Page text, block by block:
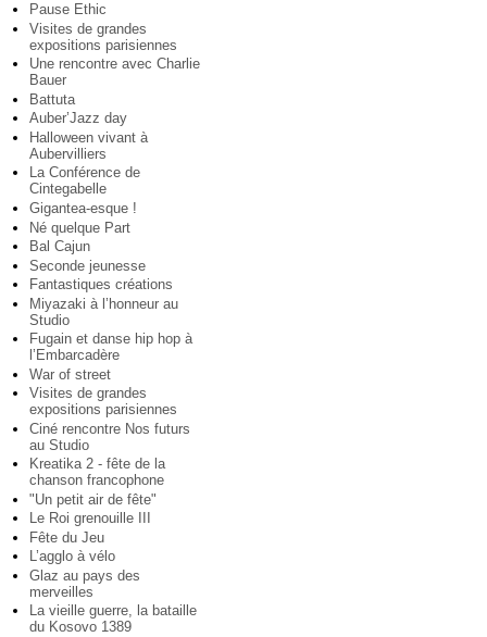
Pause Ethic
Visites de grandes
expositions parisiennes
Une rencontre avec Charlie
Bauer
Battuta
Auber’Jazz day
Halloween vivant à
Aubervilliers
La Conférence de
Cintegabelle
Gigantea-esque !
Né quelque Part
Bal Cajun
Seconde jeunesse
Fantastiques créations
Miyazaki à l’honneur au
Studio
Fugain et danse hip hop à
l’Embarcadère
War of street
Visites de grandes
expositions parisiennes
Ciné rencontre Nos futurs
au Studio
Kreatika 2 - fête de la
chanson francophone
"Un petit air de fête"
Le Roi grenouille III
Fête du Jeu
L’agglo à vélo
Glaz au pays des
merveilles
La vieille guerre, la bataille
du Kosovo 1389